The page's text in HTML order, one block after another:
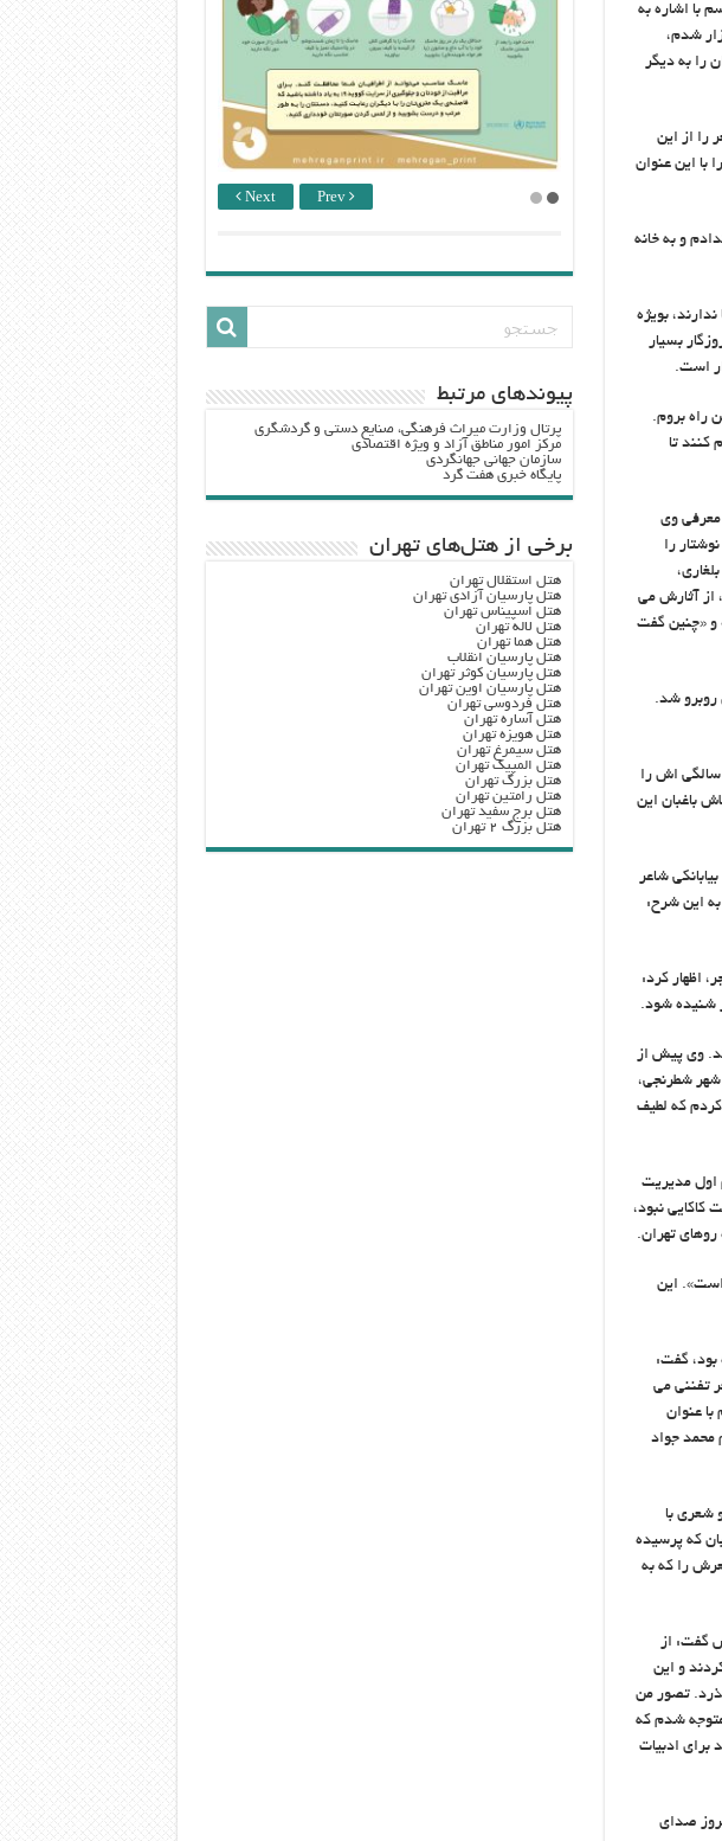
با اشاره به
شدم،
را به دیگر
را از این
با این عنوان
و به خانه
بویژه
بسیار
است.
می خواهد که من راه بروم.
کنند تا
معرفی وی
در سال ۱۹۷۷ مجله شعر را تاسیس کرد و در سال ۱۹۷۹ مجله نوشتار را
بلغاری،
فرانسه بوده، از آثارش می
و «چنین گفت
روبرو شد.
علیرضا قزوه: ابراز امیدواری که درخت شعر فجر که امسال هشت ساله شده، میوه ها و بار خوبی بدهد و ۸۰ سالگی اش را
باغبان این
شاعر
به این شرح:
اظهار کرد:
شنیده شود.
وی پیش از
شطرنجی،
که لطیف
اول مدیریت
نبود،
تهران.
است». این
بود، گفت:
تفننی می
عنوان
محمد جواد
شعری با
که پرسیده
را که به
گفت: از
و این
تصور من
شدم که
برای ادبیات
صدای
Next Prev
پيوندهاي مرتبط
پرتال وزارت ميراث فرهنگي، صنایع دستی و گردشگري
مرکز امور مناطق آزاد و ویژه اقتصادی
سازمان جهانی جهانگردی
پایگاه خبری هفت گرد
برخی از هتل‌های تهران
هتل استقلال تهران
هتل پارسیان آزادی تهران
هتل اسپیناس تهران
هتل لاله تهران
هتل هما تهران
هتل پارسیان انقلاب
هتل پارسیان کوثر تهران
هتل پارسیان اوین تهران
هتل فردوسی تهران
هتل آساره تهران
هتل هویزه تهران
هتل سیمرغ تهران
هتل المپیک تهران
هتل بزرگ تهران
هتل رامتین تهران
هتل برج سفید تهران
هتل بزرگ ۲ تهران